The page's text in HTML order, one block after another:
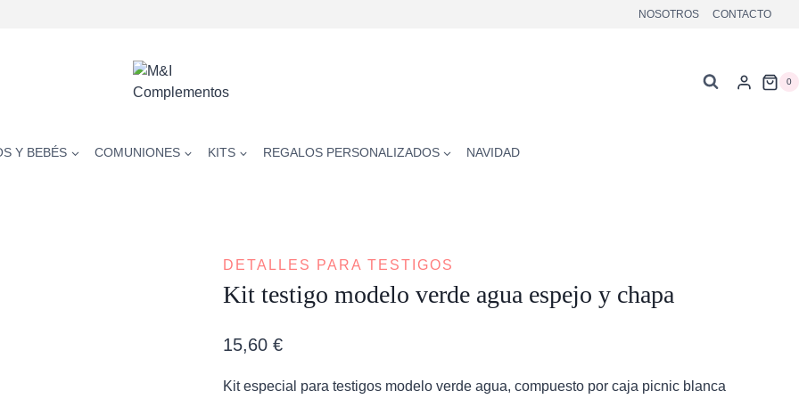
NOSOTROS CONTACTO
0
Y BEBÉS COMUNIONES KITS REGALOS PERSONALIZADOS NAVIDAD
DETALLES PARA TESTIGOS
Kit testigo modelo verde agua espejo y chapa
15,60 €
Kit especial para testigos modelo verde agua, compuesto por caja picnic blanca